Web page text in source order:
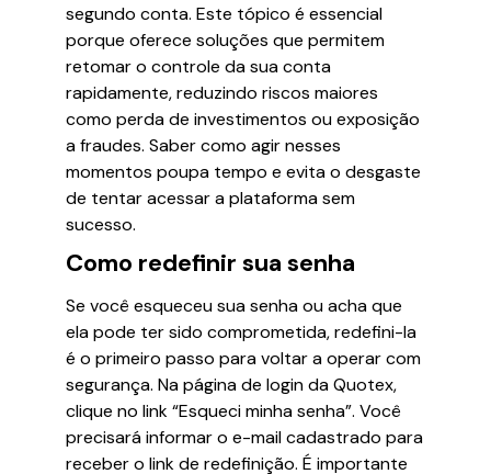
segundo conta. Este tópico é essencial
porque oferece soluções que permitem
retomar o controle da sua conta
rapidamente, reduzindo riscos maiores
como perda de investimentos ou exposição
a fraudes. Saber como agir nesses
momentos poupa tempo e evita o desgaste
de tentar acessar a plataforma sem
sucesso.
Como redefinir sua senha
Se você esqueceu sua senha ou acha que
ela pode ter sido comprometida, redefini-la
é o primeiro passo para voltar a operar com
segurança. Na página de login da Quotex,
clique no link “Esqueci minha senha”. Você
precisará informar o e-mail cadastrado para
receber o link de redefinição. É importante